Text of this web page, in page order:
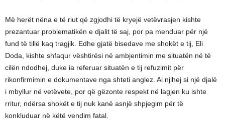
Më herët nëna e të riut që zgjodhi të kryejë vetëvrasjen kishte
prezantuar problematikën e djalit të saj, por pa menduar për një
fund të tillë kaq tragjik. Edhe gjatë bisedave me shokët e tij, Eli
Doda, kishte shfaqur vështirësi në ambjentimin me situatën në të
cilën ndodhej, duke ia referuar situatën e tij refuzimit për
rikonfirmimin e dokumentave nga shteti anglez. Ai njihej si një djalë
i mbyllur në vetëvete, por që gëzonte respekt në lagjen ku ishte
rritur, ndërsa shokët e tij nuk kanë asnjë shpjegim për të
konkluduar në këtë vendim fatal.